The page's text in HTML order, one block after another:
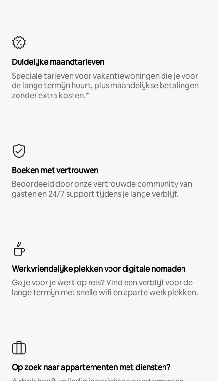
Duidelijke maandtarieven
Speciale tarieven voor vakantiewoningen die je voor
de lange termijn huurt, plus maandelijkse betalingen
zonder extra kosten.*
Boeken met vertrouwen
Beoordeeld door onze vertrouwde community van
gasten en 24/7 support tijdens je lange verblijf.
Werkvriendelijke plekken voor digitale nomaden
Ga je voor je werk op reis? Vind een verblijf voor de
lange termijn met snelle wifi en aparte werkplekken.
Op zoek naar appartementen met diensten?